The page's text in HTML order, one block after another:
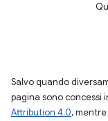
Salvo quando
pagina sono concessi
Attribution 4.0,